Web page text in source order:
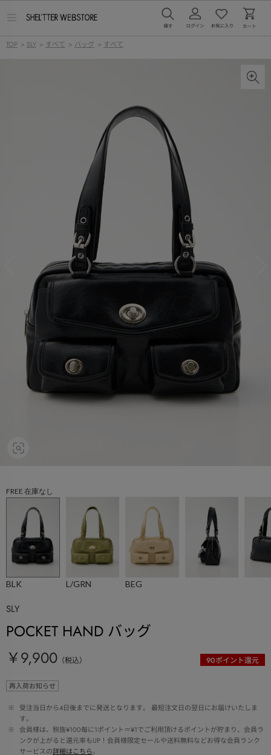
ー
TOP > SLY > すべて > バッグ > すべて
FREE 在庫なし
BLK L/GRN BEG
SLY
POCKET HAND バッグ
￥9,900 （税込） 90ポイント還元
再入荷お知らせ
※
受注当日から4日後までに発送となります。 最短注文日の翌日にお届けいたしま
す。
※
会員様は、税抜¥100毎に1ポイント＝¥1でご利用頂けるポイントが貯まり、会員ラ
ンクが上がると還元率もUP！会員様限定セールや送料無料などお得な会員ランク
サービスの詳細はこちら。